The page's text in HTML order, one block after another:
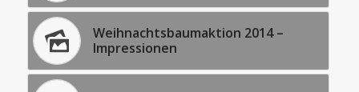
Weihnachtsbaumaktion 2014 –
Impressionen